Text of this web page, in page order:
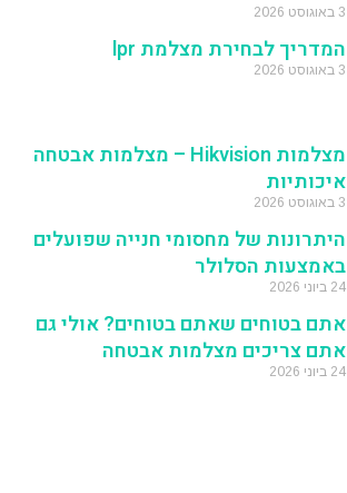
3 באוגוסט 2026
המדריך לבחירת מצלמת lpr
3 באוגוסט 2026
מצלמות Hikvision – מצלמות אבטחה
איכותיות
3 באוגוסט 2026
היתרונות של מחסומי חנייה שפועלים
באמצעות הסלולר
24 ביוני 2026
אתם בטוחים שאתם בטוחים? אולי גם
אתם צריכים מצלמות אבטחה
24 ביוני 2026